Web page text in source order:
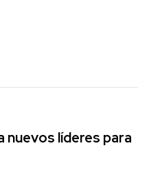
nuevos líderes para